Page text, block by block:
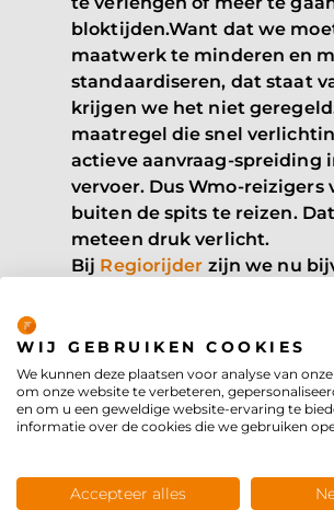
bloktijden.Want dat we
maatwerk te minderen en
standaardiseren, dat staat
krijgen we het niet
maatregel die snel
actieve aanvraag-spreiding
vervoer. Dus Wmo-reizigers
buiten de spits te reizen.
meteen druk verlicht.
Bij Regiorijder zijn we nu
zodat we over een maand
hebben waar efficiency
zijn. Waar we bijvoorbeeld
samenvoegen.
nadelige) gevolgen. Vervoer in
voor scholen bijvoorbeeld niet
WIJ GEBRUIKEN COOKIES
We kunnen deze plaatsen voor analyse van
om onze website te verbeteren,
en om u een geweldige website-ervaring te
informatie over de cookies die we gebruiken
Accepteer alles